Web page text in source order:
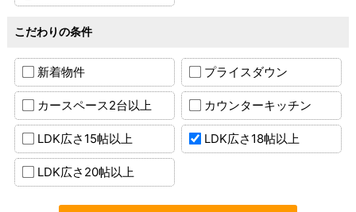
こだわりの条件
新着物件 プライスダウン
カースペース2台以上 カウンターキッチン
LDK広さ15帖以上 LDK広さ18帖以上
LDK広さ20帖以上